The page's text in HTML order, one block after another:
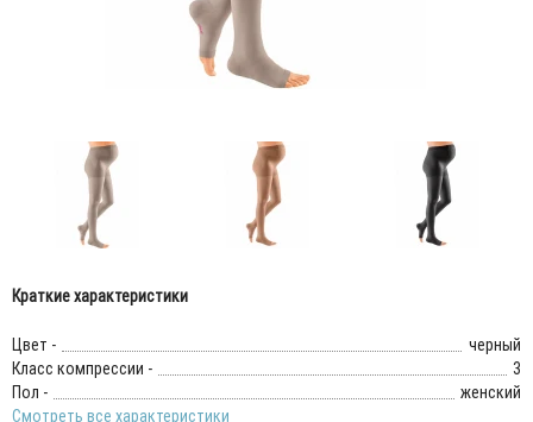
Краткие характеристики
Цвет -
черный
Класс компрессии -
3
Пол -
женский
Смотреть все характеристики